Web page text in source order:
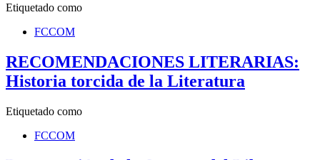
Etiquetado como
FCCOM
RECOMENDACIONES LITERARIAS:
Historia torcida de la Literatura
Etiquetado como
FCCOM